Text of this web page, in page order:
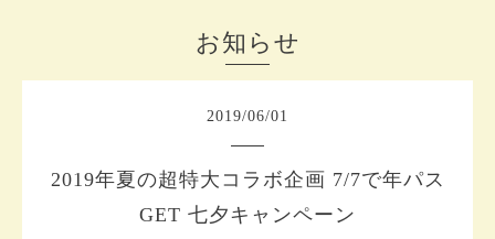
お知らせ
2019/06/01
2019年夏の超特大コラボ企画 7/7で年パス
GET 七夕キャンペーン